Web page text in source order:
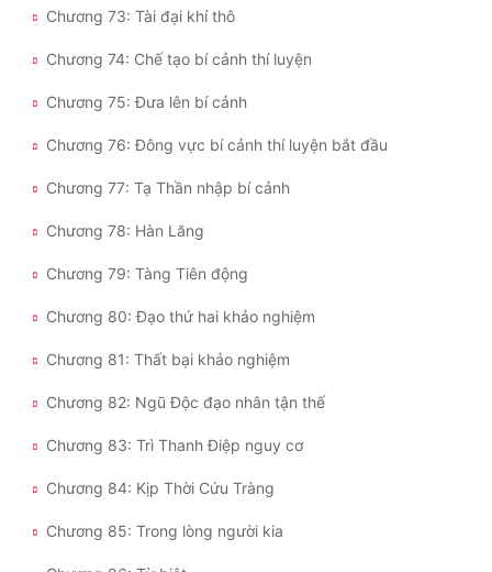
Chương 73: Tài đại khí thô
Chương 74: Chế tạo bí cảnh thí luyện
Chương 75: Đưa lên bí cảnh
Chương 76: Đông vực bí cảnh thí luyện bắt đầu
Chương 77: Tạ Thần nhập bí cảnh
Chương 78: Hàn Lăng
Chương 79: Tàng Tiên động
Chương 80: Đạo thứ hai khảo nghiệm
Chương 81: Thất bại khảo nghiệm
Chương 82: Ngũ Độc đạo nhân tận thế
Chương 83: Trì Thanh Điệp nguy cơ
Chương 84: Kịp Thời Cứu Tràng
Chương 85: Trong lòng người kia